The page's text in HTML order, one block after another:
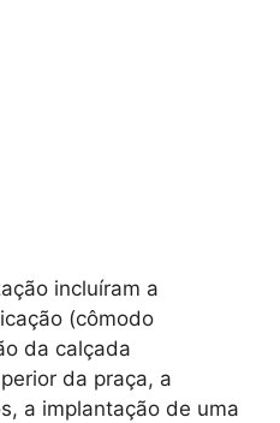
incluíram a
(cômodo
da calçada
da praça, a
a implantação de uma